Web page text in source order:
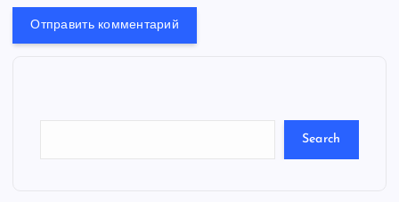
S
e
Search